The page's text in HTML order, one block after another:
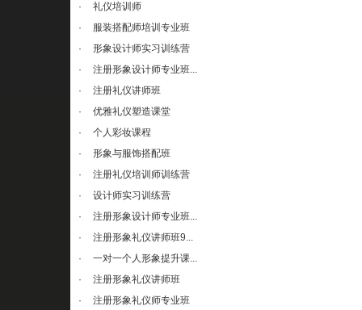
·
礼仪培训师
·
服装搭配师培训专业班
·
形象设计师实习训练营
·
注册形象设计师专业班...
·
注册礼仪讲师班
·
优雅礼仪塑造课堂
·
个人彩妆课程
·
形象与服饰搭配班
·
注册礼仪培训师训练营
·
设计师实习训练营
·
注册形象设计师专业班...
·
注册形象礼仪讲师班9...
·
一对一个人形象提升课...
·
注册形象礼仪讲师班
·
注册形象礼仪师专业班